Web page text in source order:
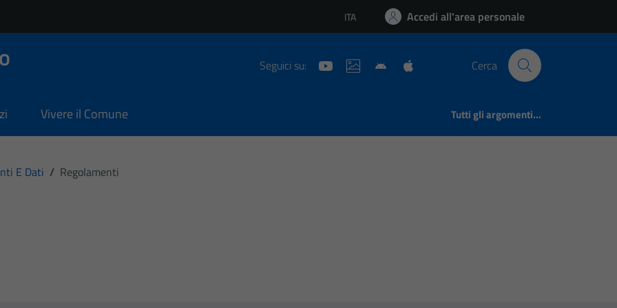
Lingua attiva:
ITA Accedi all'area personale
Seguici su: Cerca
Vivere il Comune Tutti gli argomenti...
E Dati / Regolamenti